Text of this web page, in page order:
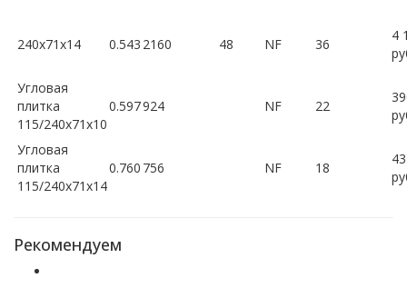
240x71x14 0.543 2160 48 NF 36
4
Угловая
плитка
115/240x71x10
0.597924 NF 22
Угловая
плитка
115/240x71x14
0.760 756 NF 18
Рекомендуем